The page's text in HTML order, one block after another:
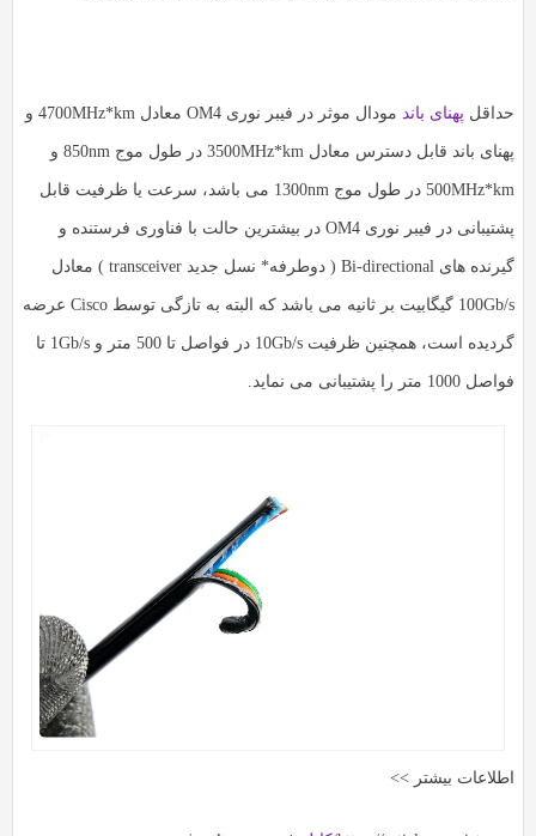
حداقل پهنای باند مودال موثر در فیبر نوری OM4 معادل 4700MHz*km و
پهنای باند قابل دسترس معادل 3500MHz*km در طول موج 850nm و
500MHz*km در طول موج 1300nm می باشد، سرعت یا ظرفیت قابل
پشتیبانی در فیبر نوری OM4 در بیشترین حالت با فناوری فرستنده و
گیرنده های Bi-directional ( دوطرفه* نسل جدید transceiver ) معادل
100Gb/s گیگابیت بر ثانیه می باشد که البته به تازگی توسط Cisco عرضه
گردیده است، همچنین ظرفیت 10Gb/s در فواصل تا 500 متر و 1Gb/s تا
فواصل 1000 متر را پشتیبانی می نماید.
اطلاعات بیشتر >>